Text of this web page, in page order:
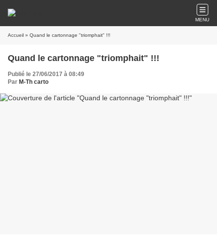
MENU
Accueil » Quand le cartonnage "triomphait" !!!
Quand le cartonnage "triomphait" !!!
Publié le 27/06/2017 à 08:49
Par M-Th carto